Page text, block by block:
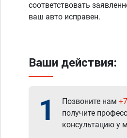
соответствовать
ваш авто исправен.
Ваши действия:
1 Позвоните нам
получите
консультацию у